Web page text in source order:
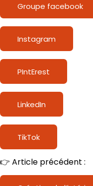
Groupe facebook
Instagram
PIntErest
LinkedIn
TikTok
👉 Article précédent :